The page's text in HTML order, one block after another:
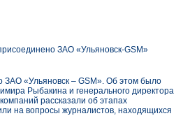
ЗАО «Ульяновск-GSM»
«Ульяновск – GSM». Об этом было
Рыбакина и генерального директора
рассказали об этапах
на вопросы журналистов, находящихся